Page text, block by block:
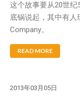
这个故事要从20世
底锅说起，其中有人
Company。
READ MORE
2013年03月05日